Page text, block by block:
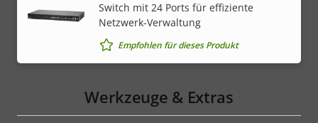
Switch mit 24 Ports für effiziente
Netzwerk-Verwaltung
Empfohlen für dieses Produkt
Werkzeuge & Extras